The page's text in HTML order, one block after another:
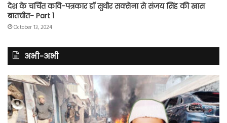
देश के चर्चित कवि-पत्रकार डॉ सुधीर सक्सेना से संजय सिंह की खास
बातचीत- Part 1
October 13, 2024
अभी-अभी